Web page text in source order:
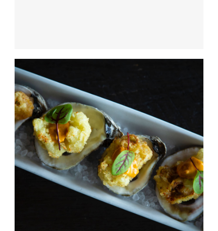
Ahi Salmon Nigiri
HORS D'OEUVRES